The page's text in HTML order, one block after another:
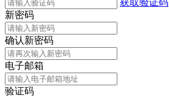
获取验证码
新密码
确认新密码
电子邮箱
验证码